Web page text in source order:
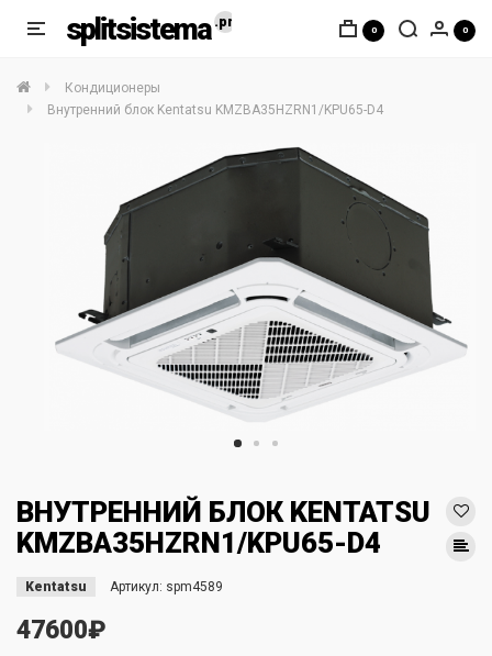
splitsistema 0 0
Кондиционеры
Внутренний блок Kentatsu KMZBA35HZRN1/KPU65-D4
ВНУТРЕННИЙ БЛОК KENTATSU
KMZBA35HZRN1/KPU65-D4
Kentatsu Артикул: spm4589
47600₽